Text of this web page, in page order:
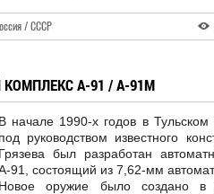
/ СССР
А-91 / А-91М
В начале 1990-х годов в
под руководством известного
Грязева был разработан
91, состоящий из 7,62-мм
Новое оружие было создано в